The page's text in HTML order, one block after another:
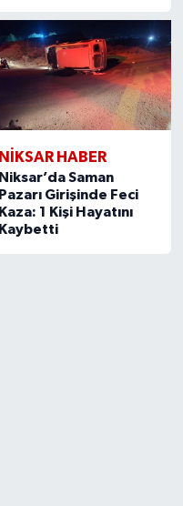
NİKSAR HABER
Niksar’da Saman
Pazarı Girişinde Feci
Kaza: 1 Kişi Hayatını
Kaybetti